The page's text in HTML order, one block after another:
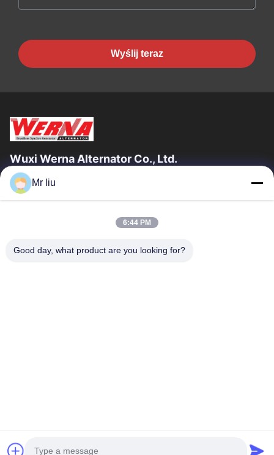
Wyślij teraz
Wuxi Werna Alternator Co., Ltd.
Szybkie Linki
O Nas
Wycieczka Po Fabryce
Kontrola Jakości
Mr liu
6:44 PM
Good day, what product are you looking for?